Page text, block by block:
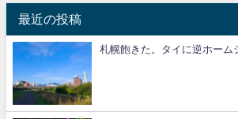
最近の投稿
札幌飽きた。タイに逆ホーム